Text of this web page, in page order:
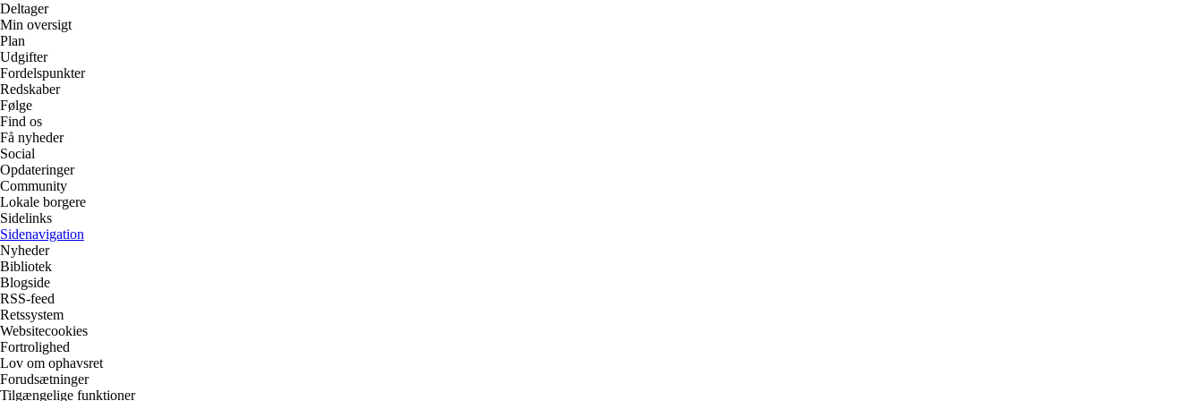
Deltager
Min oversigt
Plan
Udgifter
Fordelspunkter
Redskaber
Følge
Find os
Få nyheder
Social
Opdateringer
Community
Lokale borgere
Sidelinks
Sidenavigation
Nyheder
Bibliotek
Blogside
RSS-feed
Retssystem
Websitecookies
Fortrolighed
Lov om ophavsret
Forudsætninger
Tilgængelige funktioner